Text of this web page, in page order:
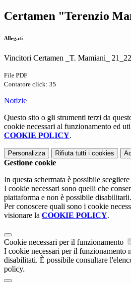
Certamen "Terenzio
Allegati
Vincitori Certamen _T. Mamiani_
File PDF
Contatore click: 35
Notizie
Questo sito o gli strumenti terzi da
cookie necessari al funzionamento ed
COOKIE POLICY.
Personalizza Rifiuta tutti i cookies
Gestione cookie
In questa schermata è possibile
I cookie necessari sono quelli che
piattaforma e non è possibile disabilitarli.
Per conoscere quali sono i cookie
visionare la COOKIE POLICY.
Cookie necessari per il funzionamento
I cookie necessari per il funzionamento
disabilitati. È possibile consultare
policy.